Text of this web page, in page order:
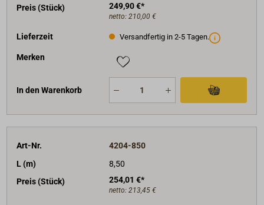
Preis (Stück)
249,90 €*
netto: 210,00 €
Lieferzeit Versandfertig in 2-5 Tagen.
Merken
In den Warenkorb
Art-Nr.
4204-850
L (m)
8,50
Preis (Stück)
254,01 €*
netto: 213,45 €